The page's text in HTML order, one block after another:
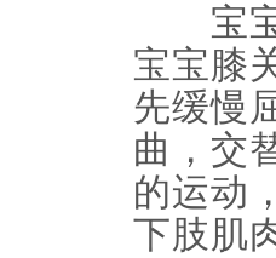
宝宝
宝宝膝
先缓慢
曲，交
的运动
下肢肌